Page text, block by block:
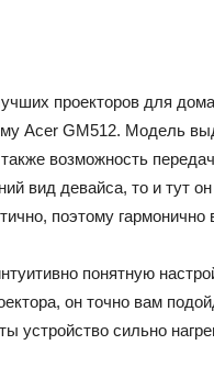
проекторов для
Acer GM512. Модель
возможность
вид девайса, то и тут он
поэтому
понятную
он точно вам
устройство сильно